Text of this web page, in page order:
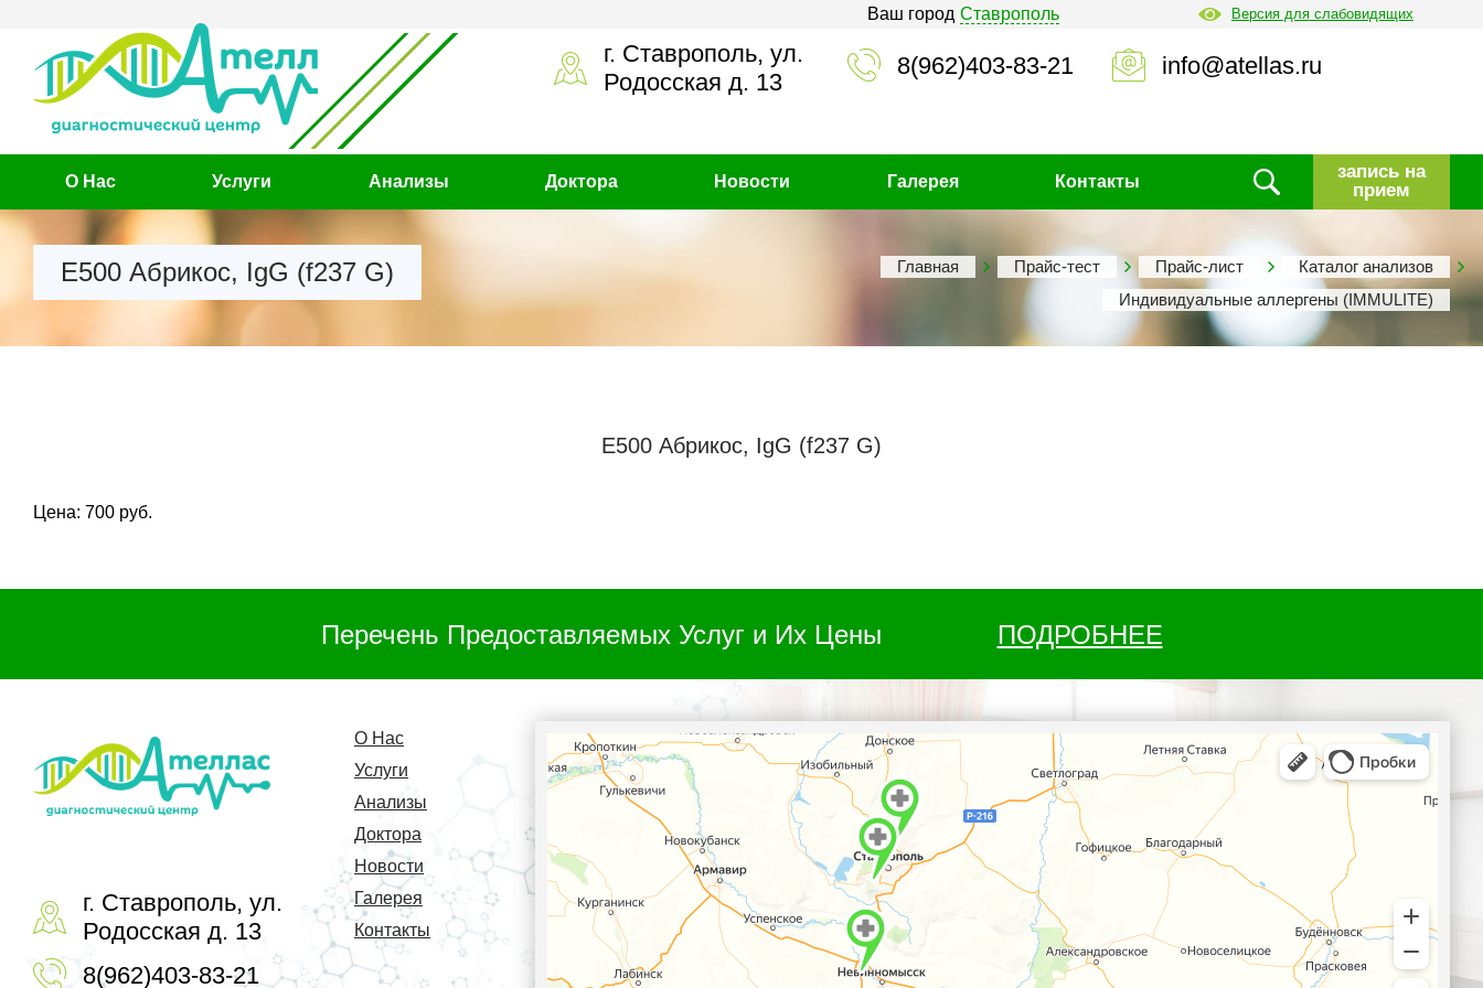
Ваш город Ставрополь Версия для слабовидящих
г. Ставрополь, ул.
Родосская д. 13
8(962)403-83-21 info@atellas.ru
О Нас Услуги Анализы Доктора Новости Галерея Контакты
запись на
прием
Е500 Абрикос, IgG (f237 G) Главная Прайс-тест Прайс-лист
Каталог анализов
Индивидуальные аллергены (IMMULITE)
Е500 Абрикос, IgG (f237 G)
Цена: 700 руб.
Перечень Предоставляемых Услуг и Их Цены ПОДРОБНЕЕ
г. Ставрополь, ул.
Родосская д. 13
8(962)403-83-21
О Нас
Услуги
Анализы
Доктора
Новости
Галерея
Контакты